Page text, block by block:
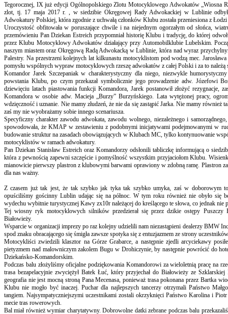
Tegorocznej, IX już edycji Ogólnopolskiego Zlotu Motocyklowego Adwokatów „Wiosna
zlot, tj. 17 maja 2017 r. , w siedzibie Okręgowej Rady Adwokackiej w Lublinie
Adwokatury Polskiej, która zgodnie z uchwałą członków Klubu została przeniesiona z
Uroczystość obfitowała w poruszające chwile i na niejednym ogorzałym od słońca,
przemówieniu Pan Dziekan Estreich przypomniał historię Klubu i tradycję, do której
przez Klubu Motocyklowy Adwokatów działający przy Automobilklubie Lubelskim.
naszym miastem oraz Okręgową Radą Adwokacką w Lublinie, która nad wyraz
Palestry. Na przestrzeni kolejnych lat kilkunastu motocyklistom pod wodzą mec.
pomysłu wspólnych wypraw motocyklowych rzeszę adwokatów z całej Polski i za to
Komandor Jarek Szczepaniak w charakterystyczny dla niego, niezwykle
powstania Klubu, po czym przekazał symbolicznie jego prowadzenie adw. Józefowi
dziewięciu latach piastowania funkcji Komandora, Jarek postanowił złożyć
Komandora w osobie adw. Macieja „Burzy” Burzyńskiego. Lata wytężonej pracy,
wdzięczność i uznanie. Nie mamy złudzeń, że nie da się zastąpić Jarka. Nie mamy
zaś my nie wyobrażamy sobie innego scenariusza.
Specyficzny charakter zawodu adwokata, zawodu wolnego, niezależnego i
spowodowała, że KMAP w zestawieniu z podobnymi inicjatywami podejmowanymi w
budowanie struktur na zasadach obowiązujących w Klubach MC, tylko kontynuowanie
motocyklistów w ramach adwokatury.
Pan Dziekan Stanisław Estreich oraz Komandorzy odsłonili tabliczkę informującą o
która z pewnością zapewni szczęście i pomyślność wszystkim przyjaciołom Klubu.
mianowicie pierwszy plastron z klubowymi barwami oprawiony w zdobną ramę. Plastron
dla nas ważny.
Z czasem już tak jest, że tak szybko jak tyka tak szybko umyka, zaś w doborowym
opuściliśmy gościnny Lublin udając się na północ. W tym roku również nie obyło się
wydechu wybitnie turystycznej Kawy zx10r należącej do kreślącego te słowa, co jednak nie
Tej wiosny ryk motocyklowych silników przedzierał się przez dzikie ostępy Puszczy
Białowieży.
Wsparcie w organizacji imprezy po raz kolejny udzielili nam niezastąpieni dealerzy BMW
spod znaku obracającego się śmigła zawsze spotyka się z entuzjazmem ze strony
Motocykliści zwiedzili klasztor na Górze Grabarce, a następnie zjedli arcyciekawy
pietyzmem nad malowniczym zakolem Bugu w Drohiczynie, by następnie powrócić do
Dziekańsko-Komandorskim.
Podczas balu złożyliśmy oficjalne podziękowania Komandorowi za wieloletnią pracę na
trasa bezapelacyjnie zwyciężył Batek Łuć, który przyjechał do Białowieży ze
geografia nie jest mocną stroną Pana Mecenasa, ponieważ trasa pokonana przez Bartka
Klubu nie mogło być inaczej. Puchar dla najlepszych tancerzy otrzymali Państwo
tangiem. Najsympatyczniejszymi uczestnikami zostali okrzyknięci Państwo Karolina i
mecie tras rowerowych.
Bal miał również wymiar charytatywny. Dobrowolne datki zebrane podczas balu